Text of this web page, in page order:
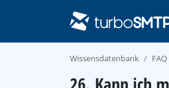
Wissensdatenbank FAQ